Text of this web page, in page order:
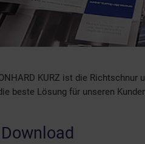
KURZ ist die Richtschnur
beste Lösung für unseren